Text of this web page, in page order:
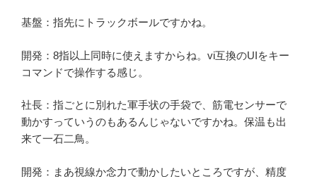
基盤：指先にトラックボールですかね。
開発：8指以上同時に使えますからね。vi互換のUIをキー
コマンドで操作する感じ。
社長：指ごとに別れた軍手状の手袋で、筋電センサーで
動かすっていうのもあるんじゃないですかね。保温も出
来て一石二鳥。
開発：まあ視線か念力で動かしたいところですが、精度